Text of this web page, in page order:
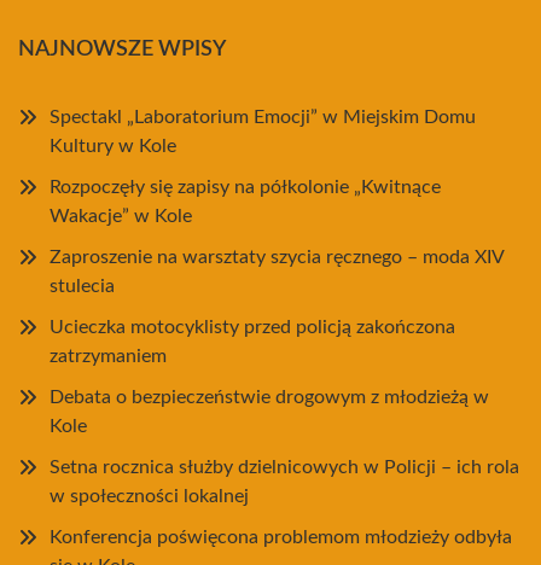
NAJNOWSZE WPISY
Spectakl „Laboratorium Emocji” w Miejskim Domu
Kultury w Kole
Rozpoczęły się zapisy na półkolonie „Kwitnące
Wakacje” w Kole
Zaproszenie na warsztaty szycia ręcznego – moda XIV
stulecia
Ucieczka motocyklisty przed policją zakończona
zatrzymaniem
Debata o bezpieczeństwie drogowym z młodzieżą w
Kole
Setna rocznica służby dzielnicowych w Policji – ich rola
w społeczności lokalnej
Konferencja poświęcona problemom młodzieży odbyła